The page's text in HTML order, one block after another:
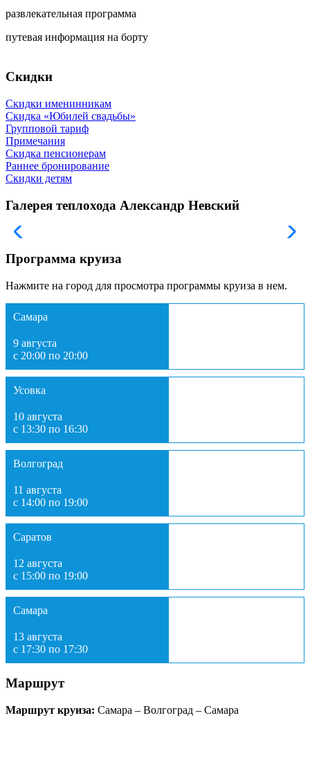
развлекательная программа
путевая информация на борту
Скидки
Скидки именинникам
Скидка «Юбилей свадьбы»
Групповой тариф
Примечания
Скидка пенсионерам
Раннее бронирование
Скидки детям
Галерея теплохода Александр Невский
Программа круиза
Нажмите на город для просмотра программы круиза в нем.
Самара
9 августа
с 20:00 по 20:00
Усовка
10 августа
с 13:30 по 16:30
Волгоград
11 августа
с 14:00 по 19:00
Саратов
12 августа
с 15:00 по 19:00
Самара
13 августа
с 17:30 по 17:30
Маршрут
Маршрут круиза: Самара – Волгоград – Самара